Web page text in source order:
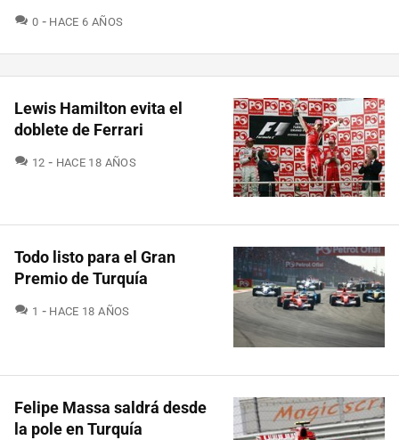
0 COMENTARIOS
HACE 6 AÑOS
Lewis Hamilton evita el
doblete de Ferrari
12 COMENTARIOS
HACE 18 AÑOS
Todo listo para el Gran
Premio de Turquía
1 COMENTARIOS
HACE 18 AÑOS
Felipe Massa saldrá desde
la pole en Turquía